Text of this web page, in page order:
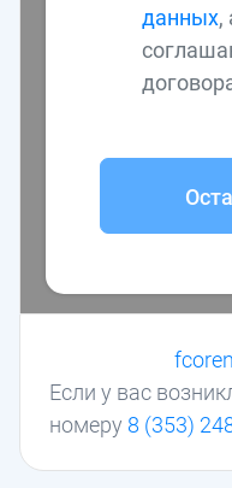
данных,
Если у вас
номеру 8 (353)